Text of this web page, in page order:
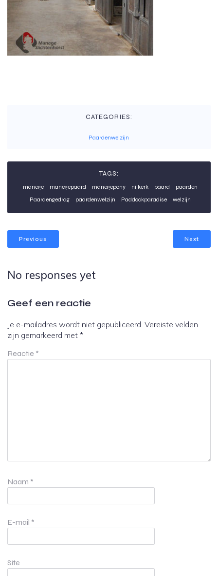
CATEGORIES:
Paardenwelzijn
TAGS:
manege manegepaard manegepony nijkerk paard
paarden
Paardengedrag
paardenwelzijn Paddockparadise welzijn
Previous Next
No responses yet
Geef een reactie
Je e-mailadres wordt niet gepubliceerd. Vereiste velden
zijn gemarkeerd met *
Reactie *
Naam *
E-mail *
Site